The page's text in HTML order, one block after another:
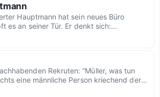
Hauptmann hat sein neues Büro
es an seiner Tür. Er denkt sich:...
Rekruten: “Müller, was tun
eine männliche Person kriechend der